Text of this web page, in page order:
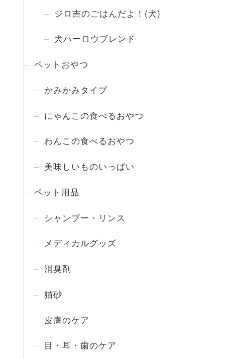
ジロ吉のごはんだよ！(犬)
犬ハーロウブレンド
ペットおやつ
かみかみタイプ
にゃんこの食べるおやつ
わんこの食べるおやつ
美味しいものいっぱい
ペット用品
シャンプー・リンス
メディカルグッズ
消臭剤
猫砂
皮膚のケア
目・耳・歯のケア